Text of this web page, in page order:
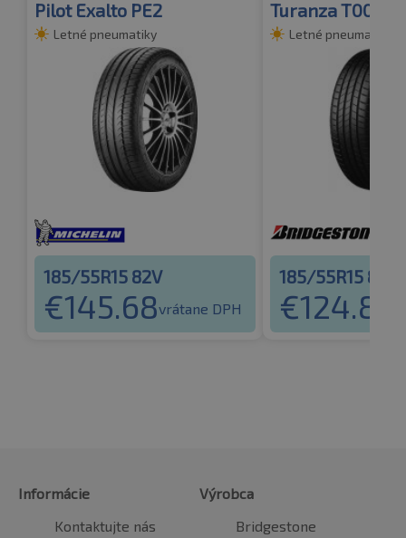
Pilot Exalto PE2
Letné pneumatiky
185/55R15 82V
€145.68vrátane DPH
Turanza T005
Letné pneumatiky
185/55R15 82V
€124.80
Informácie
Kontaktujte nás
Výrobca
Bridgestone